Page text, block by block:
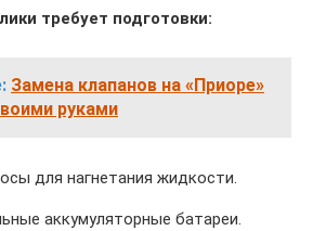
требует подготовки:
Замена клапанов на «Приоре»
руками
для нагнетания жидкости.
аккумуляторные батареи.